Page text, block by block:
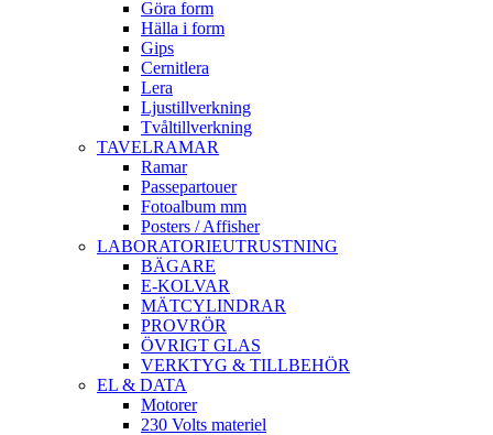
Göra form
Hälla i form
Gips
Cernitlera
Lera
Ljustillverkning
Tvåltillverkning
TAVELRAMAR
Ramar
Passepartouer
Fotoalbum mm
Posters / Affisher
LABORATORIEUTRUSTNING
BÄGARE
E-KOLVAR
MÄTCYLINDRAR
PROVRÖR
ÖVRIGT GLAS
VERKTYG & TILLBEHÖR
EL & DATA
Motorer
230 Volts materiel